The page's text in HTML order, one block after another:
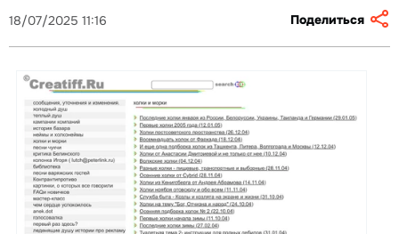
18/07/2025 11:16 Поделиться